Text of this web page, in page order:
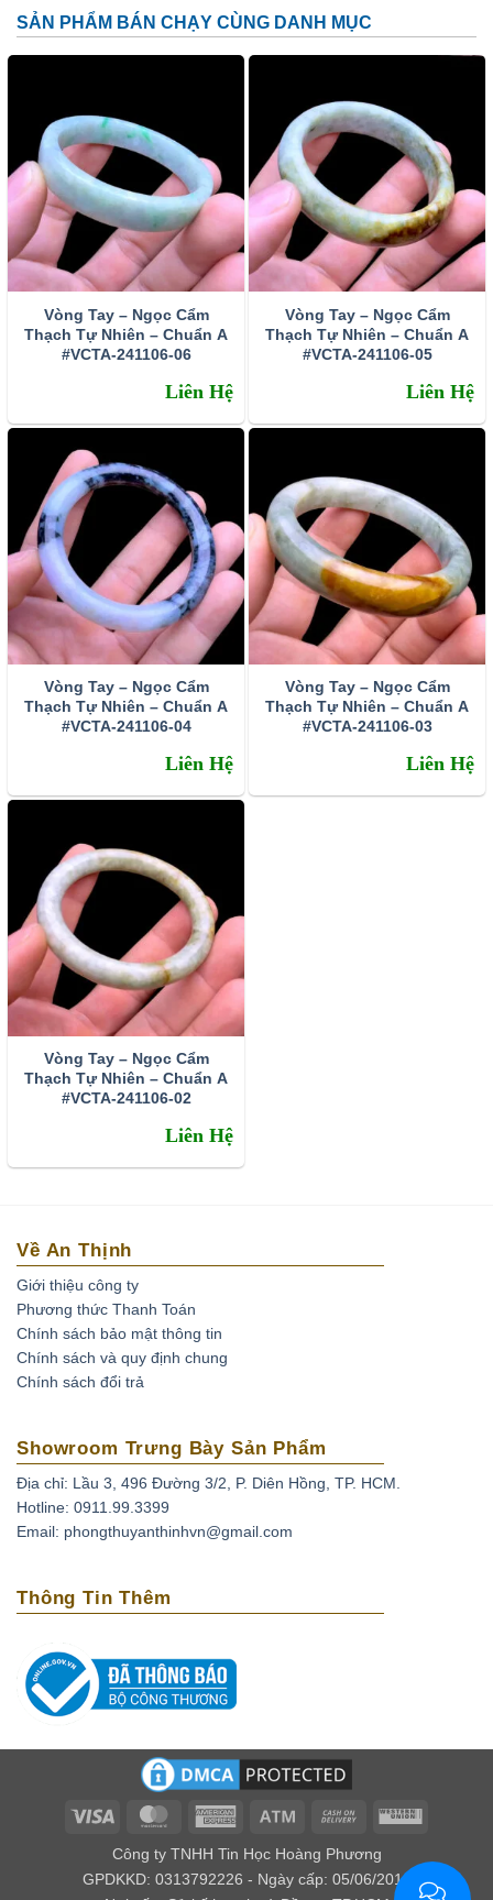
SẢN PHẨM BÁN CHẠY CÙNG DANH MỤC
Vòng Tay – Ngọc Cẩm
Thạch Tự Nhiên – Chuẩn A
#VCTA-241106-06
Liên Hệ
Vòng Tay – Ngọc Cẩm
Thạch Tự Nhiên – Chuẩn A
#VCTA-241106-05
Liên Hệ
Vòng Tay – Ngọc Cẩm
Thạch Tự Nhiên – Chuẩn A
#VCTA-241106-04
Liên Hệ
Vòng Tay – Ngọc Cẩm
Thạch Tự Nhiên – Chuẩn A
#VCTA-241106-03
Liên Hệ
Vòng Tay – Ngọc Cẩm
Thạch Tự Nhiên – Chuẩn A
#VCTA-241106-02
Liên Hệ
Về An Thịnh
Giới thiệu công ty
Phương thức Thanh Toán
Chính sách bảo mật thông tin
Chính sách và quy định chung
Chính sách đổi trả
Showroom Trưng Bày Sản Phẩm
Địa chỉ: Lầu 3, 496 Đường 3/2, P. Diên Hồng, TP. HCM.
Hotline: 0911.99.3399
Email: phongthuyanthinhvn@gmail.com
Thông Tin Thêm
Visa MasterCardAmerican
Atm
Cash
Delivery
Western
Công ty TNHH Tin Học Hoàng Phương
GPDKKD: 0313792226 - Ngày cấp: 05/06/2016